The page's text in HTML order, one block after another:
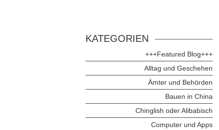
KATEGORIEN
+++Featured Blog+++
Alltag und Geschehen
Ämter und Behörden
Bauen in China
Chinglish oder Alibabisch
Computer und Apps